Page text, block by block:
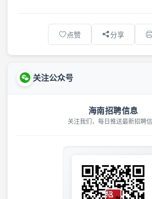
点赞 分享
关注公众号
海南招聘信息
关注我们，每日推送最新招聘